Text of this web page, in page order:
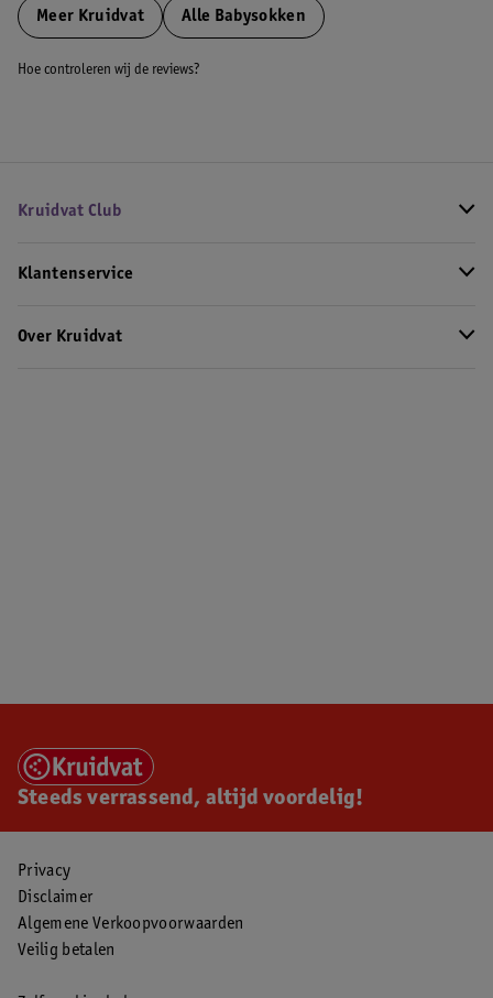
Meer Kruidvat Alle Babysokken
Hoe controleren wij de reviews?
Kruidvat Club
Klantenservice
Over Kruidvat
Steeds verrassend, altijd voordelig!
Privacy
Disclaimer
Algemene Verkoopvoorwaarden
Veilig betalen